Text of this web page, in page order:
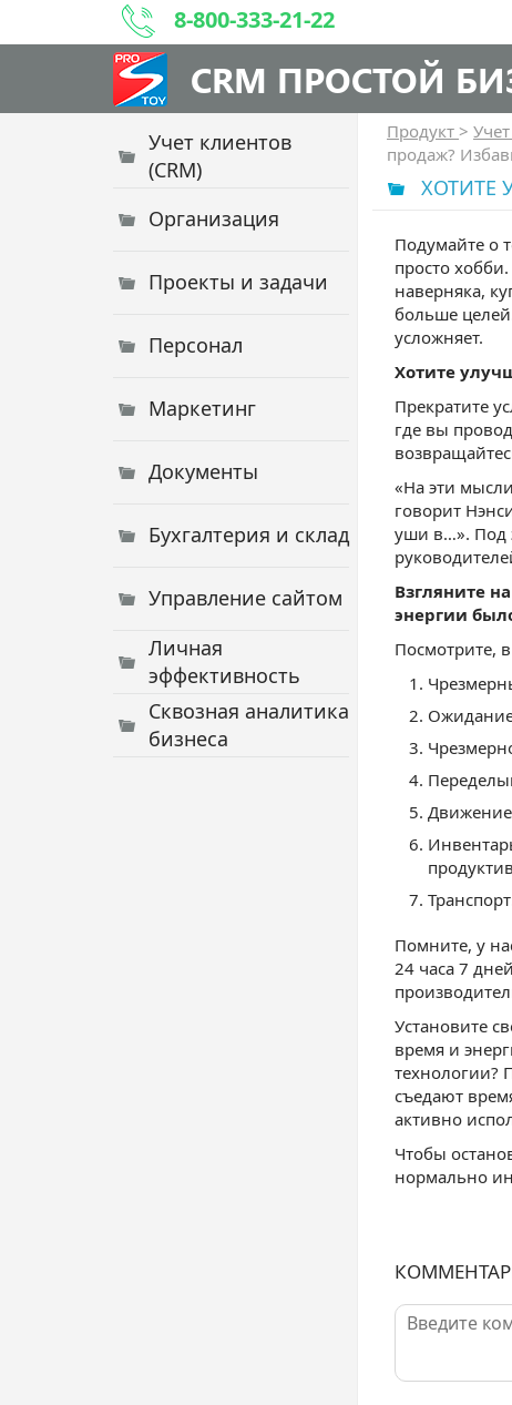
8-800-333-21-22
CRM ПРОСТОЙ
Учет клиентов
(CRM)
Организация
Проекты и задачи
Персонал
Маркетинг
Документы
Бухгалтерия и склад
Управление сайтом
Личная
эффективность
Сквозная аналитика
бизнеса
Продукт >
продаж?
ХОТИТЕ
Подумайте о
просто
наверняка,
больше
усложняет.
Хотите
Прекратите
где вы
«На эти
говорит
уши в…». Под
Взгляните
энергии
Посмотрите,
Помните, у
24 часа 7
Установите
время и
технологии?
съедают
активно
Чтобы
нормально